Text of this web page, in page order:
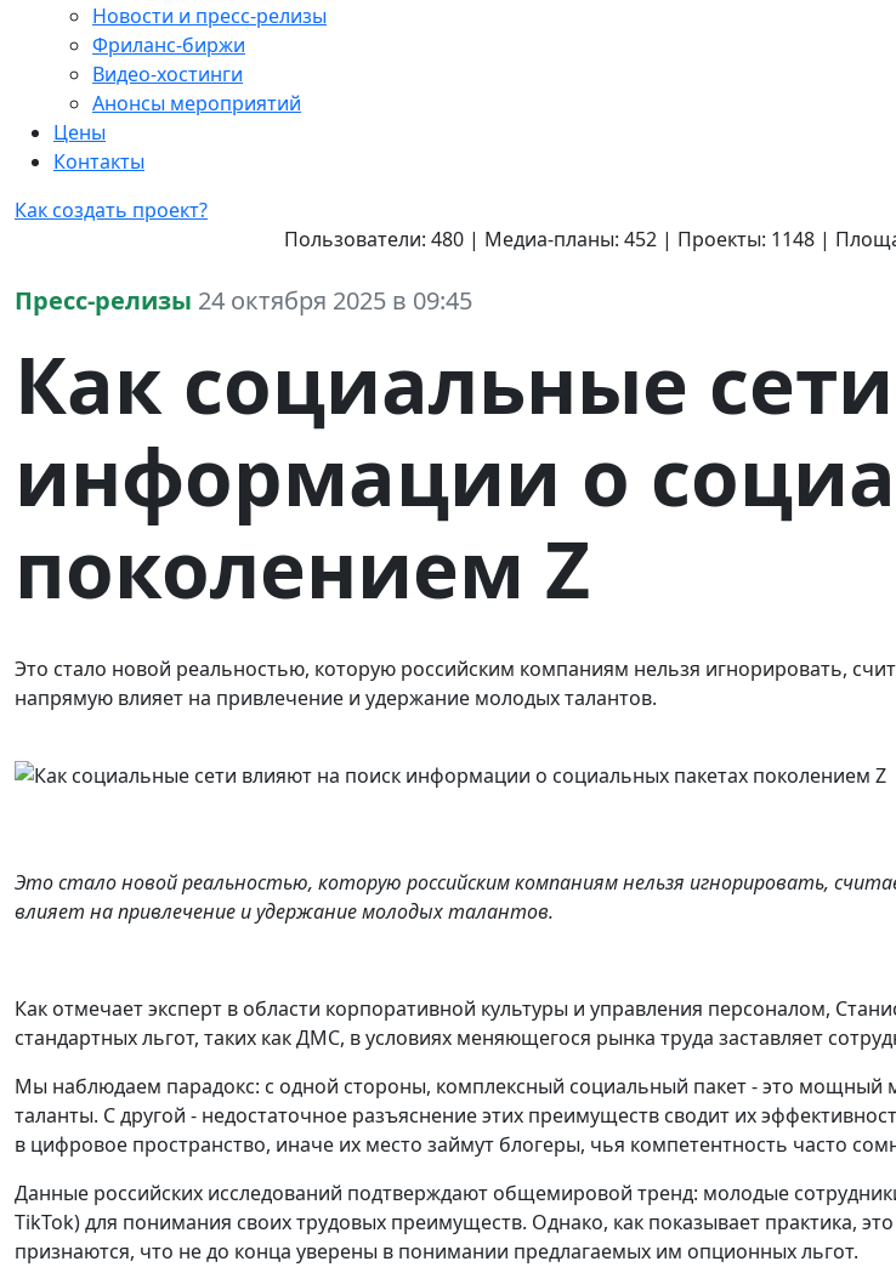
Новости и пресс-релизы
Фриланс-биржи
Видео-хостинги
Анонсы мероприятий
Цены
Контакты
Как создать проект?
Пользователи: 480 | Медиа-планы: 452 | Проекты: 1148 |
Пресс-релизы 24 октября 2025 в 09:45
Как социальные
информации о
поколением Z
Это стало новой реальностью, которую российским компаниям нельзя игнорировать,
напрямую влияет на привлечение и удержание молодых талантов.
Это стало новой реальностью, которую российским компаниям нельзя игнорировать,
влияет на привлечение и удержание молодых талантов.
Как отмечает эксперт в области корпоративной культуры и управления персоналом,
стандартных льгот, таких как ДМС, в условиях меняющегося рынка труда заставляет
Мы наблюдаем парадокс: с одной стороны, комплексный социальный пакет - это мощный
таланты. С другой - недостаточное разъяснение этих преимуществ сводит их
в цифровое пространство, иначе их место займут блогеры, чья компетентность часто
Данные российских исследований подтверждают общемировой тренд: молодые
TikTok) для понимания своих трудовых преимуществ. Однако, как показывает практика,
признаются, что не до конца уверены в понимании предлагаемых им опционных льгот.